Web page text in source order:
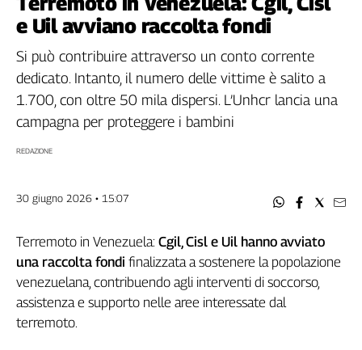
Filcams
Filctem
Fillea
Filt
Fiom
Flc
Nidil
Spi
Inca
Caaf
Speciali
e Uil avviano raccolta fondi
Si può contribuire attraverso un conto corrente
dedicato. Intanto, il numero delle vittime è salito a
1.700, con oltre 50 mila dispersi. L’Unhcr lancia una
campagna per proteggere i bambini
REDAZIONE
30 giugno 2026 • 15:07
Terremoto in Venezuela: Cgil, Cisl e Uil hanno avviato
una raccolta fondi finalizzata a sostenere la popolazione
venezuelana, contribuendo agli interventi di soccorso,
assistenza e supporto nelle aree interessate dal
terremoto.